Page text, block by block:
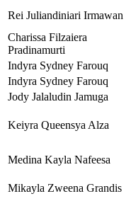
Rei Juliandiniari Irmawan
Charissa Filzaiera
Pradinamurti
Indyra Sydney Farouq
Indyra Sydney Farouq
Jody Jalaludin Jamuga
Keiyra Queensya Alza
Medina Kayla Nafeesa
Mikayla Zweena Grandis